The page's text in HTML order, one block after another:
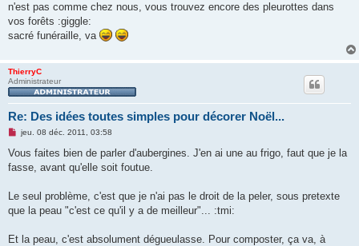
n'est pas comme chez nous, vous trouvez encore des pleurottes dans
vos forêts :giggle:
sacré funéraille, va
ThierryC
Administrateur
Re: Des idées toutes simples pour décorer Noël...
M
s
a
n
o
u
jeu. 08 déc. 2011, 03:58
Vous faites bien de parler d'aubergines. J'en ai une au frigo, faut que je la
fasse, avant qu'elle soit foutue.
Le seul problème, c'est que je n'ai pas le droit de la peler, sous pretexte
que la peau "c'est ce qu'il y a de meilleur"... :tmi:
Et la peau, c'est absolument dégueulasse. Pour composter, ça va, à